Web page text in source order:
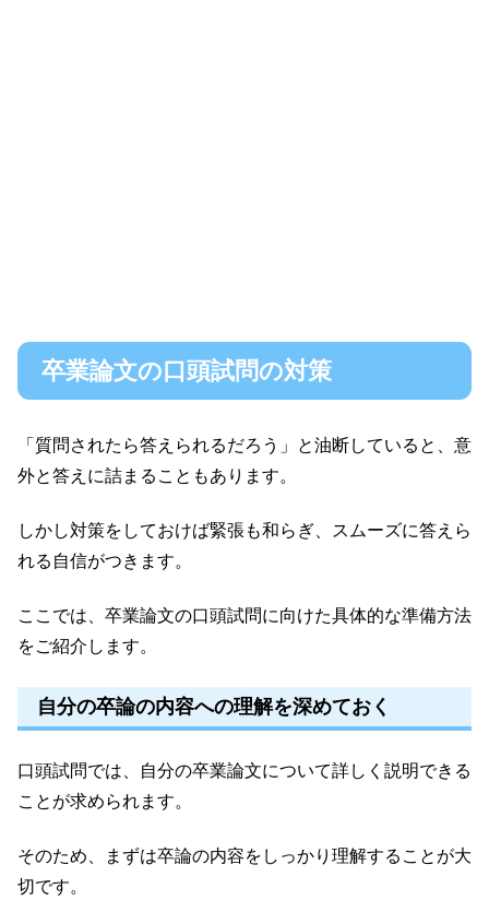
卒業論文の口頭試問の対策
「質問されたら答えられるだろう」と油断していると、意
外と答えに詰まることもあります。
しかし対策をしておけば緊張も和らぎ、スムーズに答えら
れる自信がつきます。
ここでは、卒業論文の口頭試問に向けた具体的な準備方法
をご紹介します。
自分の卒論の内容への理解を深めておく
口頭試問では、自分の卒業論文について詳しく説明できる
ことが求められます。
そのため、まずは卒論の内容をしっかり理解することが大
切です。